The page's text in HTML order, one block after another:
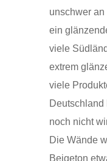
unschwer
ein
viele
extrem
viele
Deutschland
noch nicht
Die Wände
Beigeton